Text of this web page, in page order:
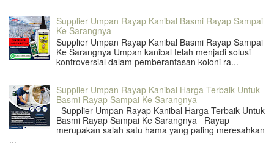
Supplier Umpan Rayap Kanibal Basmi Rayap Sampai
Ke Sarangnya
Supplier Umpan Rayap Kanibal Basmi Rayap Sampai
Ke Sarangnya Umpan kanibal telah menjadi solusi
kontroversial dalam pemberantasan koloni ra...
Supplier Umpan Rayap Kanibal Harga Terbaik Untuk
Basmi Rayap Sampai Ke Sarangnya
Supplier Umpan Rayap Kanibal Harga Terbaik Untuk
Basmi Rayap Sampai Ke Sarangnya Rayap
merupakan salah satu hama yang paling meresahkan
...